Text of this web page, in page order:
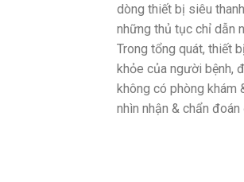
dòng thiết bị siêu
những thủ tục chỉ dẫn
Trong tổng quát, thiết
khỏe của người bệnh,
không có phòng khám
nhìn nhận & chẩn